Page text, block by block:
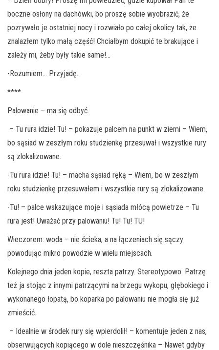
boczne osłony na dachówki, bo proszę sobie wyobrazić, że
pozrywało je ostatniej nocy i rozwiało po całej okolicy tak, że
znalazłem tylko małą część! Chciałbym dokupić te brakujące i
zależy mi, żeby były takie same!…
-Rozumiem… Przyjadę..
****
Palowanie – ma się odbyć.
– Tu rura idzie! Tu! – pokazuje palcem na punkt w ziemi – Wiem,
bo sąsiad w zeszłym roku studzienkę przesuwał i wszystkie rury
są zlokalizowane.
-Tu rura idzie! Tu! – macha sąsiad ręką – Wiem, bo w zeszłym
roku studzienkę przesuwałem i wszystkie rury są zlokalizowane.
-Tu! – palce wskazujące moje i sąsiada młócą powietrze – Tu
rura jest! Uważać przy palowaniu! Tu! Tu! TU!
Wieczorem: woda – nie ścieka, a na łączeniach się sączy
powodując mikro powodzie w wielu miejscach.
Kolejnego dnia jeden kopie, reszta patrzy. Stereotypowo. Patrzę
też ja stojąc z innymi patrzącymi na brzegu wykopu, głębokiego i
wykonanego łopatą, bo koparka po palowaniu nie mogła się już
zmieścić.
– Idealnie w środek rury się wpierdolił! – komentuje jeden z nas,
obserwujących kopiącego w dole nieszczęśnika – Nawet gdyby